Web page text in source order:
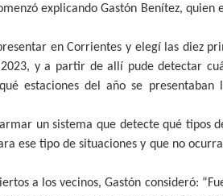
explicando Gastón Benítez, quien
en Corrientes y elegí las diez
y a partir de allí pude detectar
estaciones del año se presentaban
un sistema que detecte qué tipos
ese tipo de situaciones y que no
a los vecinos, Gastón consideró: